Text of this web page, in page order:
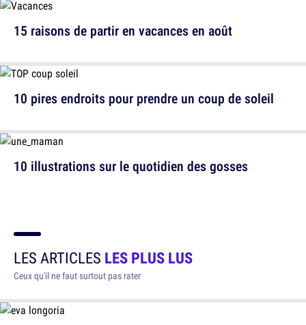
10 pires endroits pour prendre un coup de soleil
15 raisons de partir en vacances en août
10 illustrations sur le quotidien des gosses
LES ARTICLES LES PLUS LUS
Ceux qu'il ne faut surtout pas rater